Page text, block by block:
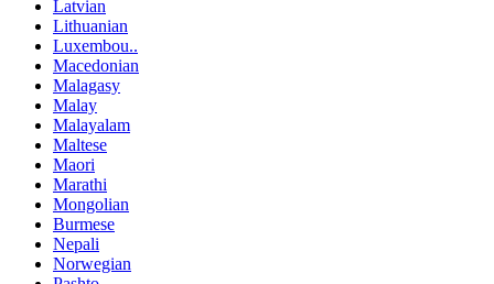
Latvian
Lithuanian
Luxembou..
Macedonian
Malagasy
Malay
Malayalam
Maltese
Maori
Marathi
Mongolian
Burmese
Nepali
Norwegian